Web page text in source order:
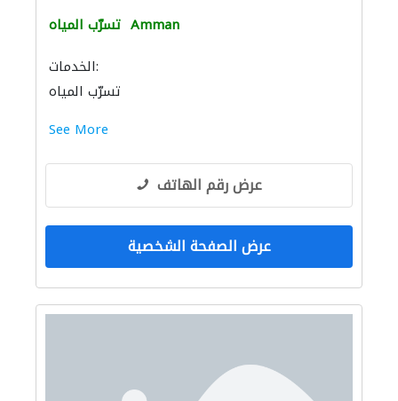
تسرّب المياه Amman
الخدمات:
تسرّب المياه
See More
عرض رقم الهاتف
عرض الصفحة الشخصية